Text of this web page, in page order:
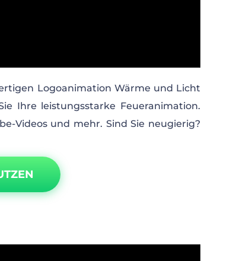
Logoanimation Wärme und Licht
Ihre leistungsstarke Feueranimation.
Videos und mehr. Sind Sie neugierig?